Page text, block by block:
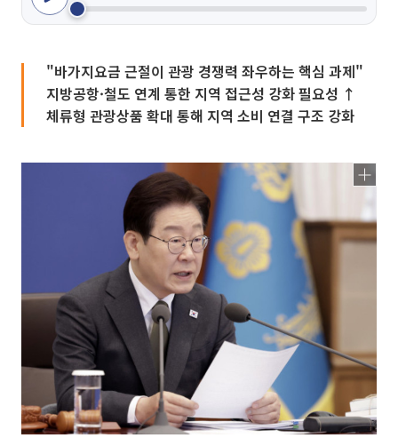
"바가지요금 근절이 관광 경쟁력 좌우하는 핵심 과제"
지방공항·철도 연계 통한 지역 접근성 강화 필요성 ↑
체류형 관광상품 확대 통해 지역 소비 연결 구조 강화